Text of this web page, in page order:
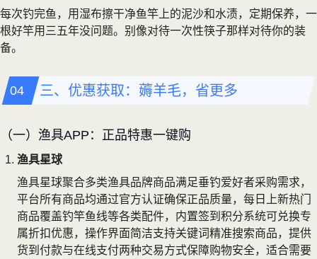
每次钓完鱼，用湿布擦干净鱼竿上的泥沙和水渍，定期保养，一
根好竿用三五年没问题。别像对待一次性筷子那样对待你的装
备。
三、优惠获取：薅羊毛，省更多
（一）渔具APP：正品特惠一键购
渔具星球
渔具星球聚合多类渔具品牌商品满足垂钓爱好者采购需求，
平台所有商品均通过官方认证确保正品质量，每日上新热门
商品覆盖钓竿鱼线等各类配件，内置签到积分系统可兑换专
属折扣优惠，操作界面简洁支持关键词精准搜索商品，提供
货到付款与在线支付两种交易方式保障购物安全，适合需要